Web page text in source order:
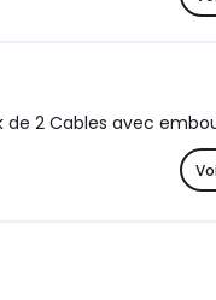
2 Cables avec